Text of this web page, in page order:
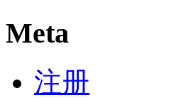
Meta
注册